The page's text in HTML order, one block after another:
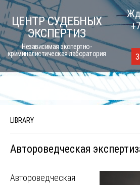
Skip
to
content
ЦЕНТР СУДЕБНЫХ
ЭКСПЕРТИЗ
Независимая экспертно-
криминалистическая лаборатория
LIBRARY
Автороведческая
Автороведческая